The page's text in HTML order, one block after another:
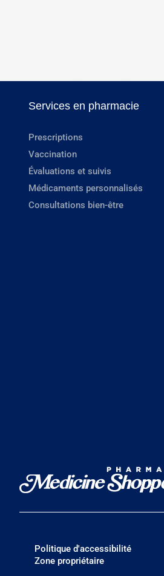
Services en pharmacie
Prescriptions
Vaccination
Évaluations et suivis
Médicaments personnalisés
Consultations bien-être
Politique d'accessibilité
Zone propriétaire